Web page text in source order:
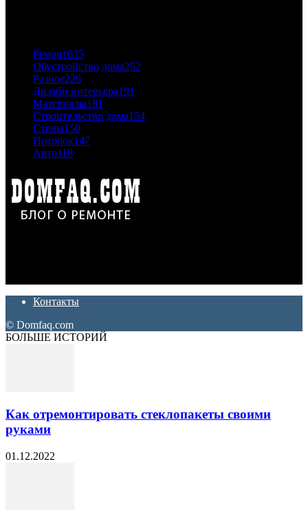
Ремонт635
Обустройство дома252
Разное226
Дизайн интерьера191
Материалы181
Строительство дома154
Стены150
Потолок147
Авто118
Контакты
© Domfaq.com
БОЛЬШЕ ИСТОРИЙ
Как отремонтировать стеклопакеты своими
руками
01.12.2022